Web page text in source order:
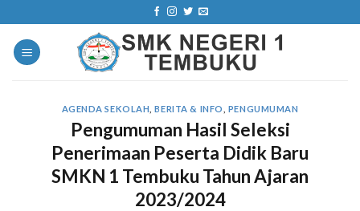
to
content
AGENDA SEKOLAH ,BERITA & INFO PENGUMUMAN
Pengumuman Hasil Seleksi
Penerimaan Peserta Didik Baru
SMKN 1 Tembuku Tahun Ajaran
2023/2024